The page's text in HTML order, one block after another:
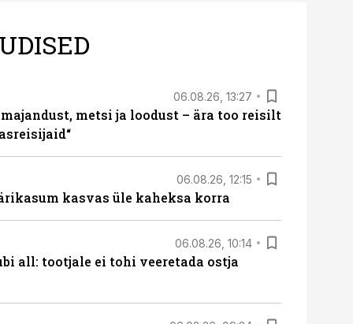
06.08.26, 13:27
metsi ja loodust – ära too reisilt
06.08.26, 12:15
kasvas üle kaheksa korra
06.08.26, 10:14
all: tootjale ei tohi veeretada ostja